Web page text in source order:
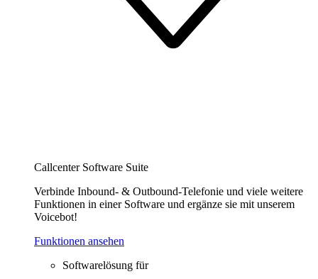
Callcenter Software Suite
Verbinde Inbound- & Outbound-Telefonie und viele weitere
Funktionen in einer Software und ergänze sie mit unserem
Voicebot!
Funktionen ansehen
Softwarelösung für